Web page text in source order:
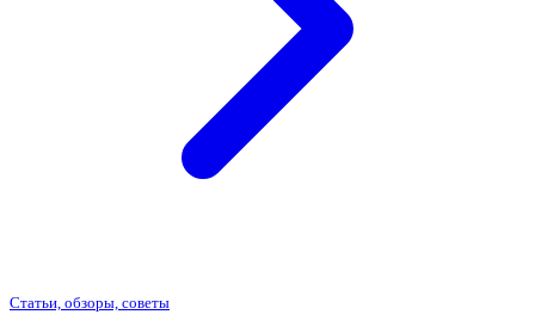
Статьи, обзоры, советы